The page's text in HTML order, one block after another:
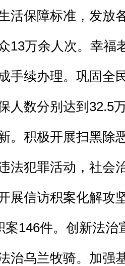
活保障标准，发放
13万余人次。幸福
手续办理。巩固全
人数分别达到32.5
。积极开展扫黑除
法犯罪活动，社会
展信访积案化解攻
案146件。创新法治
治乌兰牧骑。加强